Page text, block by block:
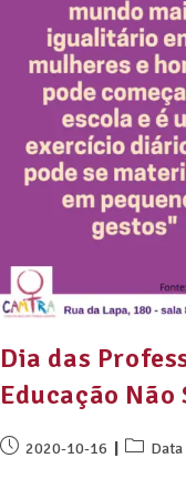
Dia das
Educação Não
2020-10-16 Data